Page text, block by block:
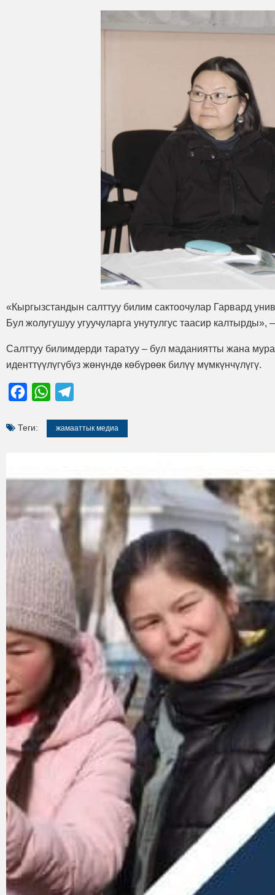
«Кыргызстандын салттуу билим сактоочулар Гарвард
Бул жолугушуу угуучуларга унутулгус таасир
Салттуу билимдерди таратуу – бул маданиятты жана
иденттүүлүгүбүз жөнүндө көбүрөөк билүү мүмкүнчүлүгү.
FacebookWhatsApp
Теги: жамааттык медиа